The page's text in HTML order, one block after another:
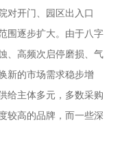
对开门、园区出入口
围逐步扩大。由于八字
、高频次启停磨损、气
新的市场需求稳步增
给主体多元，多数采购
较高的品牌，而一些深